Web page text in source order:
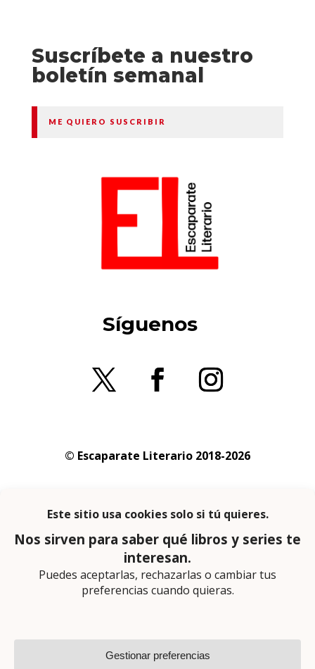
Suscríbete a nuestro
boletín semanal
ME QUIERO SUSCRIBIR
Síguenos
© Escaparate Literario 2018-2026
privacidad
En calidad de afiliado de Amazon obtengo
ingresos por las compras adscritas que